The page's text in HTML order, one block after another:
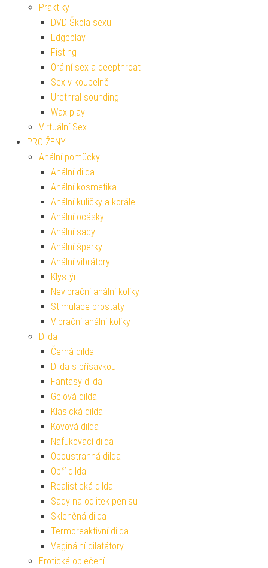
Praktiky
DVD Škola sexu
Edgeplay
Fisting
Orální sex a deepthroat
Sex v koupelně
Urethral sounding
Wax play
Virtuální Sex
PRO ŽENY
Anální pomůcky
Anální dilda
Anální kosmetika
Anální kuličky a korále
Anální ocásky
Anální sady
Anální šperky
Anální vibrátory
Klystýr
Nevibrační anální kolíky
Stimulace prostaty
Vibrační anální kolíky
Dilda
Černá dilda
Dilda s přísavkou
Fantasy dilda
Gelová dilda
Klasická dilda
Kovová dilda
Nafukovací dilda
Oboustranná dilda
Obří dilda
Realistická dilda
Sady na odlitek penisu
Skleněná dilda
Termoreaktivní dilda
Vaginální dilatátory
Erotické oblečení